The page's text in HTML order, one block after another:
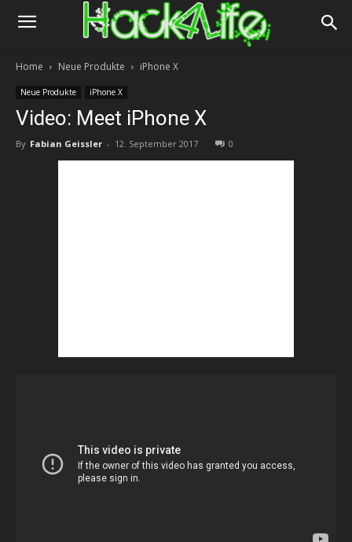
Home Neue Produkte iPhone X
Neue Produkte iPhone X
Video: Meet iPhone X
By Fabian Geissler - 12. September 2017 0